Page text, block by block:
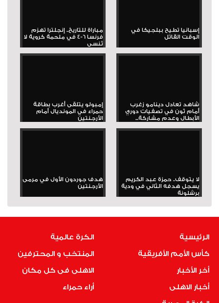
إسبانيا تطيح ببلجيكا في
الوقت القاتل
مباراة للتاريخ.. إنجلترا تهزم
فرنسا 6-4 في ملحمة كروية لا
تُنسى
شاهد تعادل دينامو زغرب
أمام ثون في تصفيات دوري
الأبطال وعدم مشاركة...
إمبولو يتلقى أغرب بطاقة
حمراء في المونديال أمام
الأرجنتين
لا يتوقف.. حمزة عبد الكريم
يسجل هدفه الثاني في ودية
برشلونة
هدف جوردون الأول في مرمى
الأرجنتين
الرئيسية
كأس الأمم الأفريقية
أخر الأخبار
أخبار الاهلى
الكرة عالمية
المنتخب و المحترفين
الاهلى فى كل مكان
أراء حمراء